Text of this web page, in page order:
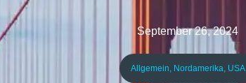
September 26, 2024
Allgemein Nordamerika USA